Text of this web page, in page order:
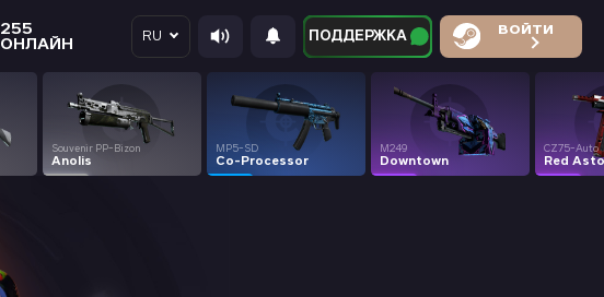
255
ОНЛАЙН
RU ПОДДЕРЖКА ВОЙТИ
Souvenir PP-Bizon
Anolis
MP5-SD
Co-Processor
M249
Downtown
CZ75-Auto
Red